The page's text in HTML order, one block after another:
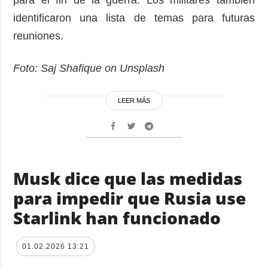
identificaron una lista de temas para futuras
reuniones.
Foto: Saj Shafique on Unsplash
LEER MÁS
Musk dice que las medidas
para impedir que Rusia use
Starlink han funcionado
01.02.2026 13:21